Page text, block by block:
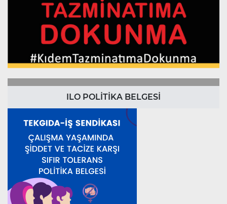
ILO POLİTİKA BELGESİ